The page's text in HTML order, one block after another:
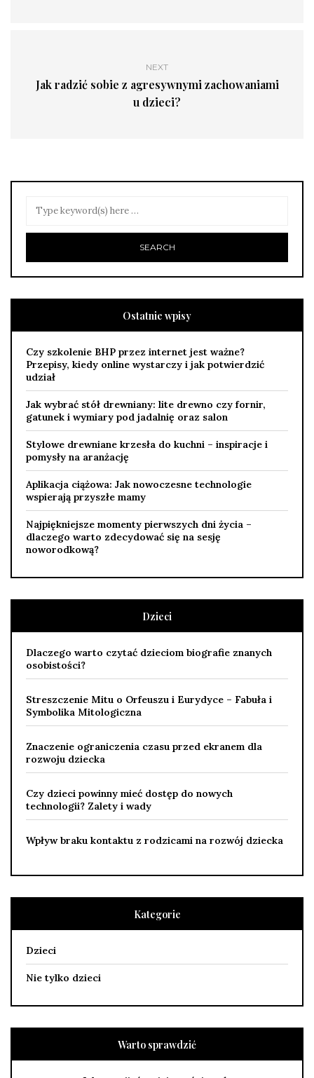
NEXT
Jak radzić sobie z agresywnymi zachowaniami
u dzieci?
Ostatnie wpisy
Czy szkolenie BHP przez internet jest ważne?
Przepisy, kiedy online wystarczy i jak potwierdzić
udział
Jak wybrać stół drewniany: lite drewno czy fornir,
gatunek i wymiary pod jadalnię oraz salon
Stylowe drewniane krzesła do kuchni – inspiracje i
pomysły na aranżację
Aplikacja ciążowa: Jak nowoczesne technologie
wspierają przyszłe mamy
Najpiękniejsze momenty pierwszych dni życia –
dlaczego warto zdecydować się na sesję
noworodkową?
Dzieci
Dlaczego warto czytać dzieciom biografie znanych
osobistości?
Streszczenie Mitu o Orfeuszu i Eurydyce – Fabuła i
Symbolika Mitologiczna
Znaczenie ograniczenia czasu przed ekranem dla
rozwoju dziecka
Czy dzieci powinny mieć dostęp do nowych
technologii? Zalety i wady
Wpływ braku kontaktu z rodzicami na rozwój dziecka
Kategorie
Dzieci
Nie tylko dzieci
Warto sprawdzić